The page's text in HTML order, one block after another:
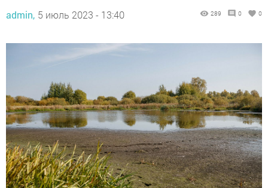
admin, 5 июль 2023 - 13:40 289 0 0